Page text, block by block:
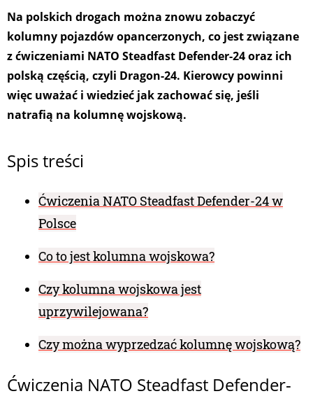
Na polskich drogach można znowu zobaczyć
kolumny pojazdów opancerzonych, co jest związane
z ćwiczeniami NATO Steadfast Defender-24 oraz ich
polską częścią, czyli Dragon-24. Kierowcy powinni
więc uważać i wiedzieć jak zachować się, jeśli
natrafią na kolumnę wojskową.
Spis treści
Ćwiczenia NATO Steadfast Defender-24 w
Polsce
Co to jest kolumna wojskowa?
Czy kolumna wojskowa jest
uprzywilejowana?
Czy można wyprzedzać kolumnę wojskową?
Ćwiczenia NATO Steadfast Defender-